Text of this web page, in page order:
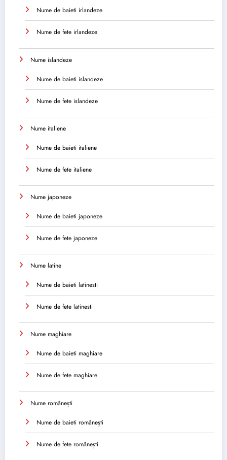
Nume de baieti irlandeze
Nume de fete irlandeze
Nume islandeze
Nume de baieti islandeze
Nume de fete islandeze
Nume italiene
Nume de baieti italiene
Nume de fete italiene
Nume japoneze
Nume de baieti japoneze
Nume de fete japoneze
Nume latine
Nume de baieti latinesti
Nume de fete latinesti
Nume maghiare
Nume de baieti maghiare
Nume de fete maghiare
Nume românești
Nume de baieti românești
Nume de fete românești